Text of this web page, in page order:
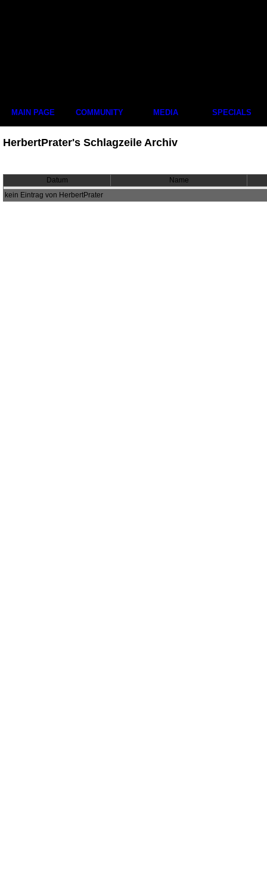
MAIN PAGE COMMUNITY MEDIA SPECIALS
HerbertPrater's Schlagzeile Archiv
Datum
Name
kein Eintrag von HerbertPrater